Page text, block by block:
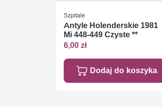
Szpitale
Antyle Holenderskie 1981
Mi 448-449 Czyste **
6,00 zł
Dodaj do koszyka